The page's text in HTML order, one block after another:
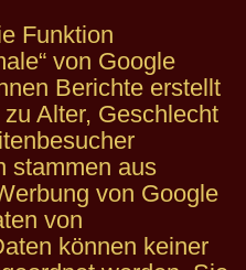
Funktion
von Google
Berichte erstellt
Alter, Geschlecht
stammen aus
von Google
von
können keiner